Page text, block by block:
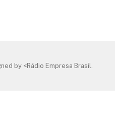
by <Rádio Empresa Brasil.